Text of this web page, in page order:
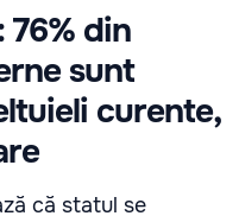
din
sunt
curente,
că statul se